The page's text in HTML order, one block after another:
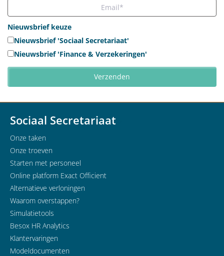
Nieuwsbrief keuze
Nieuwsbrief 'Sociaal Secretariaat'
Nieuwsbrief 'Finance & Verzekeringen'
Sociaal Secretariaat
Onze taken
Onze troeven
Starten met personeel
Online platform Exact Officient
Alternatieve verloningen
Waarom overstappen?
Simulatietools
Besox HR Analytics
Klantervaringen
Modeldocumenten